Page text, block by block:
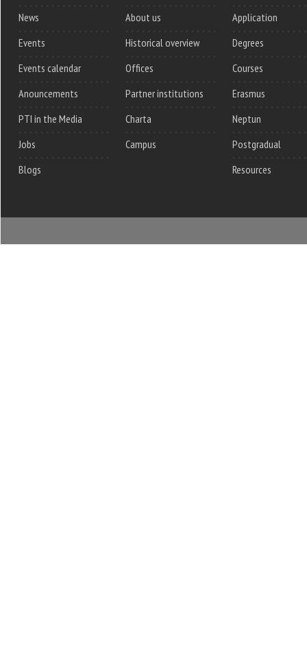
News
Events
Events calendar
Anouncements
PTI in the Media
Jobs
Blogs
About us
Historical overview
Offices
Partner institutions
Charta
Campus
Application
Degrees
Courses
Erasmus
Neptun
Postgradual
Resources